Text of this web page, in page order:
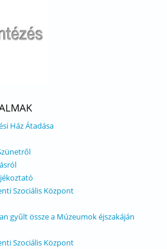
Ház Átadása
Szociális Központ
gyűlt össze a Múzeumok éjszakáján
Szociális Központ